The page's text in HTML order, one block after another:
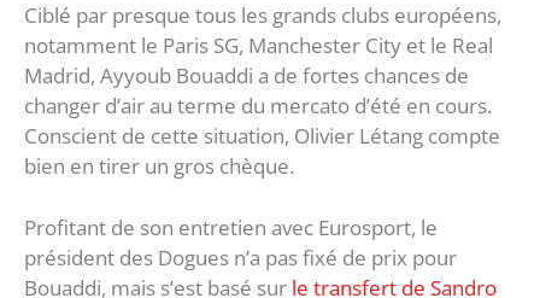
Ciblé par presque tous les grands clubs européens,
notamment le Paris SG, Manchester City et le Real
Madrid, Ayyoub Bouaddi a de fortes chances de
changer d’air au terme du mercato d’été en cours.
Conscient de cette situation, Olivier Létang compte
bien en tirer un gros chèque.
Profitant de son entretien avec Eurosport, le
président des Dogues n’a pas fixé de prix pour
Bouaddi, mais s’est basé sur le transfert de Sandro